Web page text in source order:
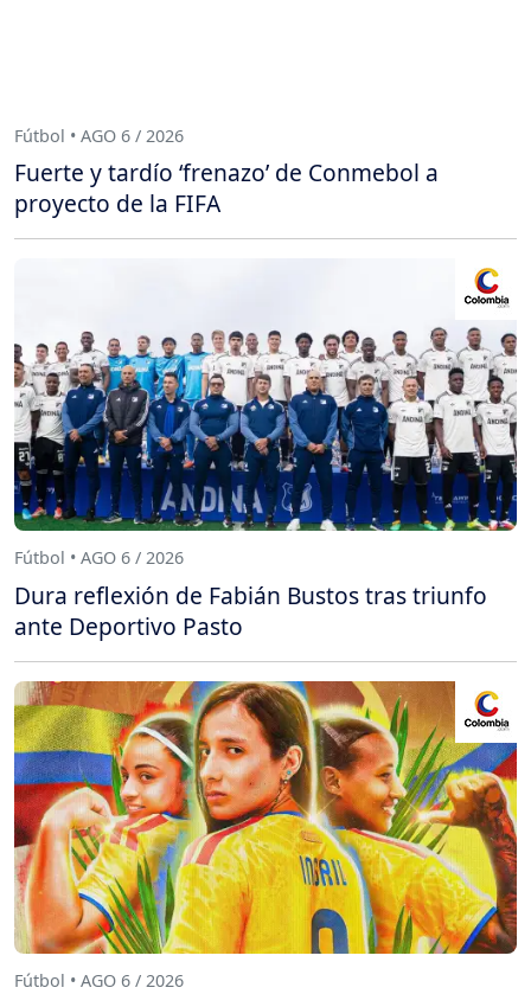
Fútbol • AGO 6 / 2026
Fuerte y tardío ‘frenazo’ de Conmebol a
proyecto de la FIFA
Fútbol • AGO 6 / 2026
Dura reflexión de Fabián Bustos tras triunfo
ante Deportivo Pasto
Fútbol • AGO 6 / 2026